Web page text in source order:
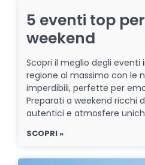
5 eventi top
weekend
Scopri il meglio degli eventi
regione al massimo con le
imperdibili, perfette per
Preparati a weekend ricchi
autentici e atmosfere
SCOPRI »